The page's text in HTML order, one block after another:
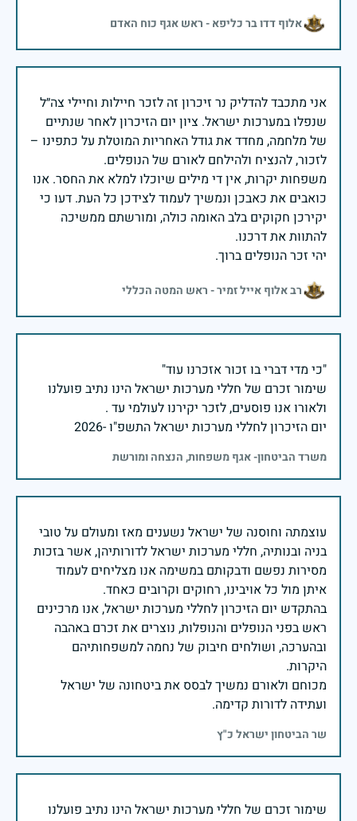
אלוף דדו בר כליפא - ראש אגף כוח האדם
אני מתכבד להדליק נר זיכרון זה לזכר חיילות וחיילי צה״ל
שנפלו במערכות ישראל. ציון יום הזיכרון לאחר שנתיים
של מלחמה, מחדד את גודל האחריות המוטלת על כתפינו –
משפחות יקרות, אין די מילים שיוכלו למלא את החסר. אנו
כואבים את כאבכן ונמשיך לעמוד לצידכן כל העת. דעו כי
יקירכן חקוקים בלב האומה כולה, ומורשתם ממשיכה
יהי זכר הנופלים ברוך.
רב אלוף אייל זמיר - ראש המטה הכללי
שימור זכרם של חללי מערכות ישראל הינו נתיב פועלנו
יום הזיכרון לחללי מערכות ישראל התשפ"ו -2026
משרד הביטחון- אגף משפחות, הנצחה ומורשת
עוצמתה וחוסנה של ישראל נשענים מאז ומעולם על טובי
בניה ובנותיה, חללי מערכות ישראל לדורותיהן, אשר בזכות
מסירות נפשם ודבקותם במשימה אנו מצליחים לעמוד
בהתקדש יום הזיכרון לחללי מערכות ישראל, אנו מרכינים
ראש בפני הנופלים והנופלות, נוצרים את זכרם באהבה
ובהערכה, ושולחים חיבוק של נחמה למשפחותיהם
מכוחם ולאורם נמשיך לבסס את ביטחונה של ישראל
ועתידה לדורות קדימה.
שר הביטחון ישראל כ"ץ
שימור זכרם של חללי מערכות ישראל הינו נתיב פועלנו